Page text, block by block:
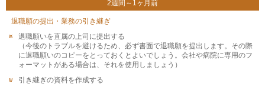
2週間 ～ 1ヶ月前
退職願の提出・業務の引き継ぎ
退職願いを直属の上司に提出する
（今後のトラブルを避けるため、必ず書面で退職願を提出します。その際
に退職願いのコピーをとっておくとよいでしょう。会社や病院に専用のフ
ォーマットがある場合は、それを使用しましょう）
引き継ぎの資料を作成する